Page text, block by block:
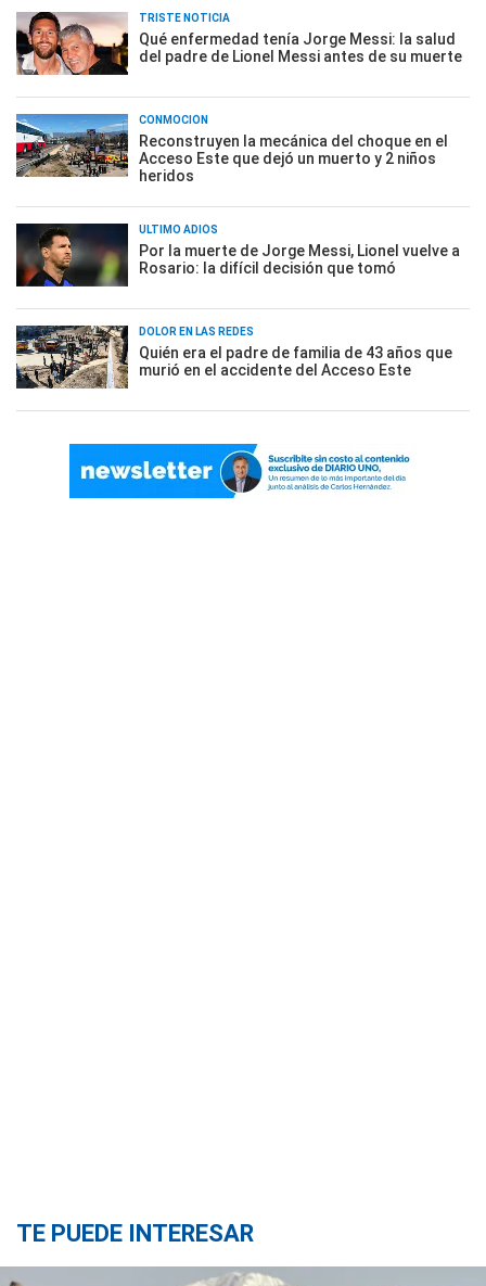
TRISTE NOTICIA
Qué enfermedad tenía Jorge Messi: la salud
del padre de Lionel Messi antes de su muerte
CONMOCIÓN
Reconstruyen la mecánica del choque en el
Acceso Este que dejó un muerto y 2 niños
heridos
ÚLTIMO ADIÓS
Por la muerte de Jorge Messi, Lionel vuelve a
Rosario: la difícil decisión que tomó
DOLOR EN LAS REDES
Quién era el padre de familia de 43 años que
murió en el accidente del Acceso Este
TE PUEDE INTERESAR